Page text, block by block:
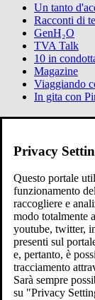
Un tanto
Racconti di
GenH₂O
TVA Talk
10 in
Magazine
Viaggiando
In gita con
Ci
Privacy
Questo portale
funzionamento
raccogliere e
modo totalmente
youtube, twitter,
presenti sul
e, pertanto, è
tracciamento
Sarà sempre
su "Privacy